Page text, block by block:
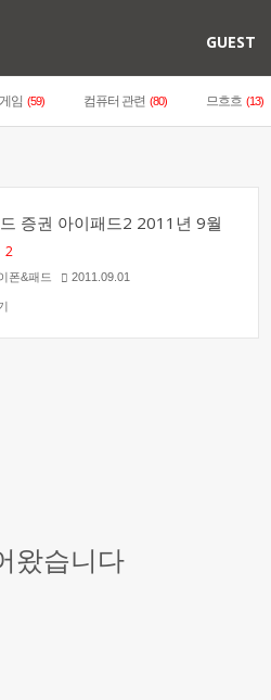
GUEST
게임 (59) 컴퓨터 관련 (80) 므흐흐 (13)
증권 아이패드2 2011년 9월
2
폰&패드 2011.09.01
왔습니다